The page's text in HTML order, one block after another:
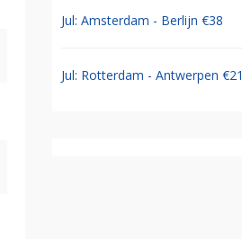
Jul: Amsterdam - Berlijn €38
Jul: Rotterdam - Antwerpen €21